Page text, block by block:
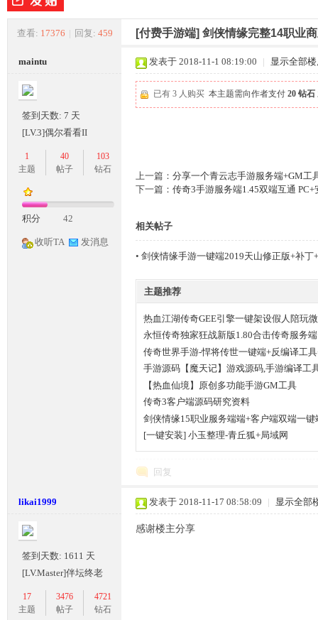
夜
游
坛,
» › ›
查看: 17376 | 回复: 459 [付费手游端] 剑侠情缘完整14职业
maintu
签到天数: 7 天
[LV.3]偶尔看看II
1
主题
40
帖子
103
钻石
积分 42
收听TA 发消息
发表于 2018-11-1 08:19:00 | 显示全部
已有 3 人购买 本主题需向作者支付 20 钻石
上一篇： 分享一个青云志手游服务端+GM工
下一篇： 传奇3手游服务端1.45双端互通 PC+
相关帖子
• 剑侠情缘手游一键端2019天山修正版+补丁
主题推荐
热血江湖传奇GEE引擎一键架设假人陪玩
务端
永恒传奇独家狂战新版1.80合击传奇服务端
传奇世界手游-悍将传世一键端+反编译工
手游源码【魔天记】游戏源码,手游编译工
【热血仙境】原创多功能手游GM工具
传奇3客户端源码研究资料
剑侠情缘15职业服务端端+客户端双端一键
[一键安装] 小玉整理-青丘狐+局域网
回复
likai1999
签到天数: 1611 天
[LV.Master]伴坛终老
17
主题
3476
帖子
4721
钻石
发表于 2018-11-17 08:58:09 | 显示全部
感谢楼主分享